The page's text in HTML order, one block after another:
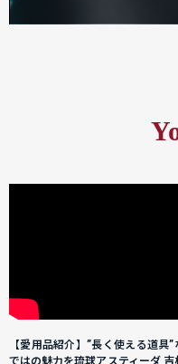
【愛用品紹介】”長く使える道具”